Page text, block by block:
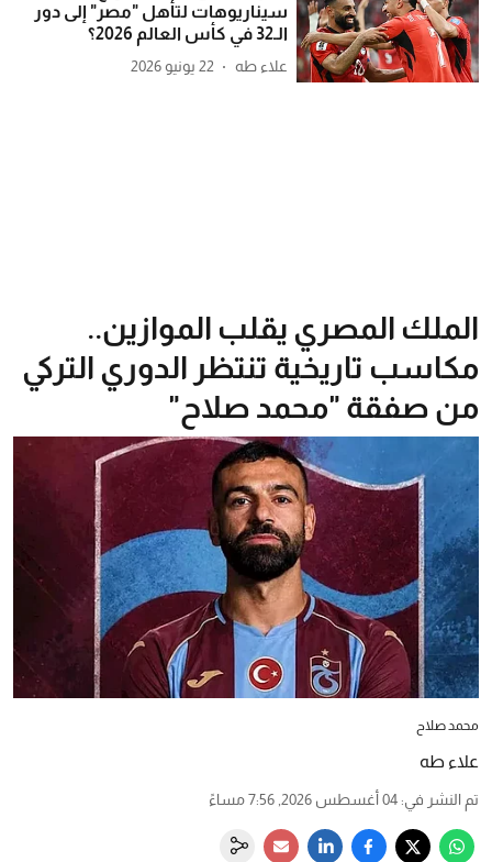
سيناريوهات لتأهل "مصر" إلى دور
الـ32 في كأس العالم 2026؟
علاء طه 22 يونيو 2026
الملك المصري يقلب الموازين..
مكاسب تاريخية تنتظر الدوري التركي
من صفقة "محمد صلاح"
محمد صلاح
علاء طه
تم النشر في: 04 أغسطس 2026, 7:56 مساءً